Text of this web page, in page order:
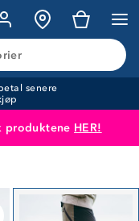
senere
produktene HER!